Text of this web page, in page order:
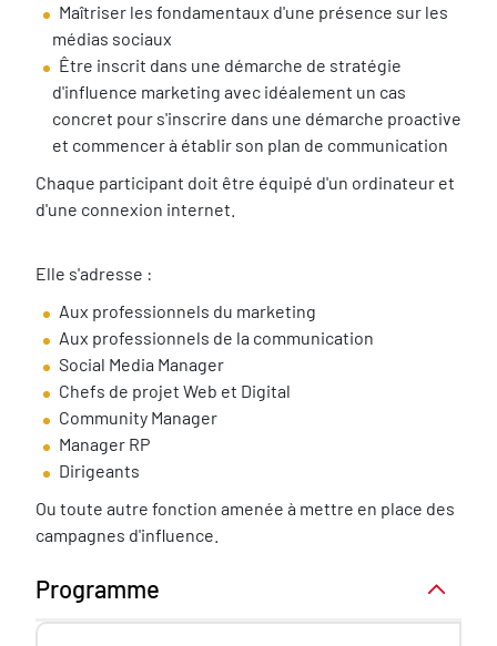
Maîtriser les fondamentaux d'une présence sur les
médias sociaux
Être inscrit dans une démarche de stratégie
d'influence marketing avec idéalement un cas
concret pour s'inscrire dans une démarche proactive
et commencer à établir son plan de communication
Chaque participant doit être équipé d'un ordinateur et
d'une connexion internet.
Elle s'adresse :
Aux professionnels du marketing
Aux professionnels de la communication
Social Media Manager
Chefs de projet Web et Digital
Community Manager
Manager RP
Dirigeants
Ou toute autre fonction amenée à mettre en place des
campagnes d'influence.
Programme